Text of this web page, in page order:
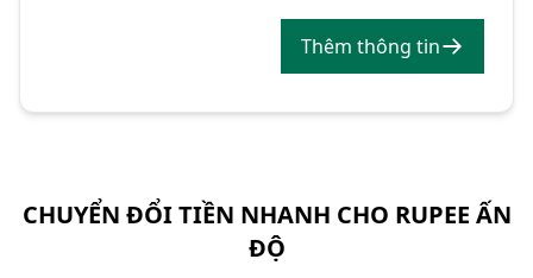
Thêm thông tin
CHUYỂN ĐỔI TIỀN NHANH CHO RUPEE ẤN
ĐỘ